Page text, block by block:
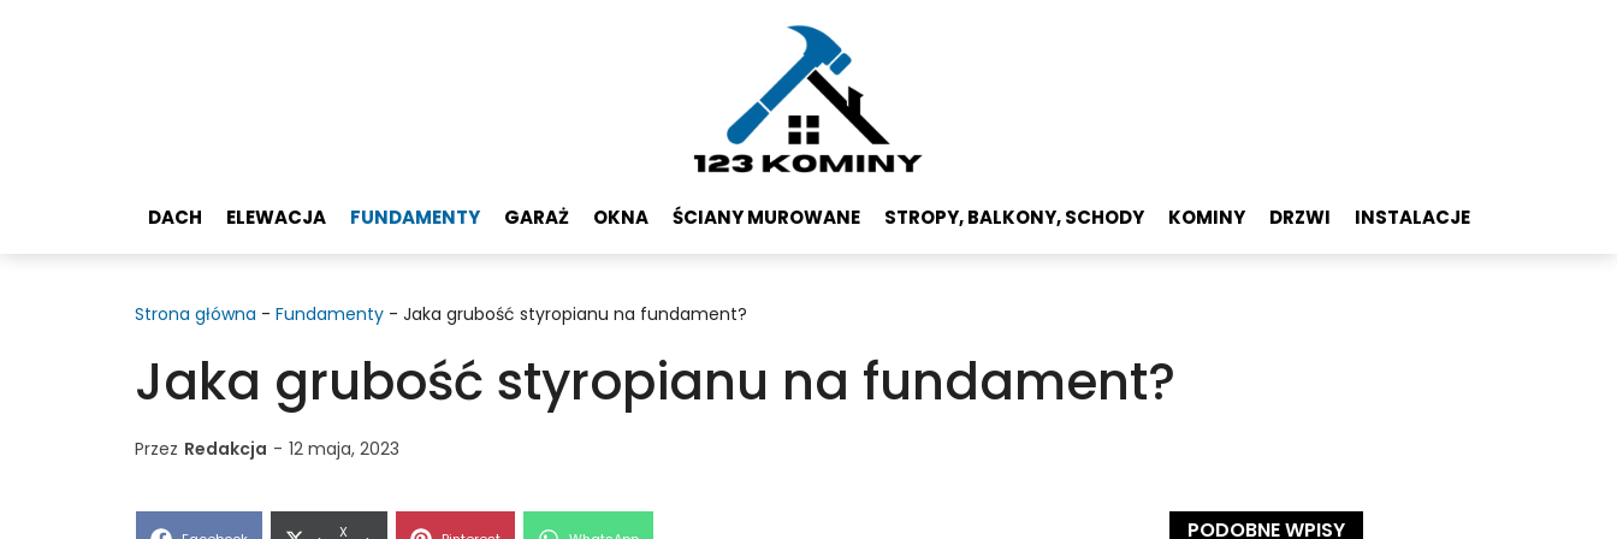
DACH ELEWACJA FUNDAMENTY GARAŻ OKNA ŚCIANY MUROWANE STROPY, BALKONY, SCHODY KOMINY DRZWI INSTALACJE
Strona główna - Fundamenty - Jaka grubość styropianu na fundament?
Jaka grubość styropianu na fundament?
Przez Redakcja - 12 maja, 2023
Share
X PODOBNE WPISY